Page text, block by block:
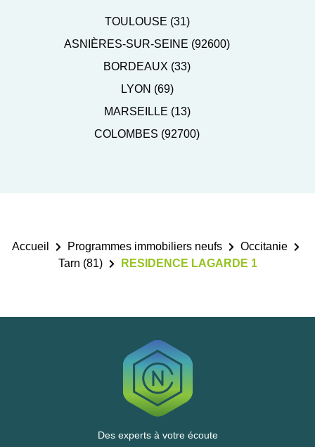
TOULOUSE (31)
ASNIÈRES-SUR-SEINE (92600)
BORDEAUX (33)
LYON (69)
MARSEILLE (13)
COLOMBES (92700)
Accueil Programmes immobiliers neufs
Occitanie
Tarn (81)
RESIDENCE LAGARDE 1
Des experts à votre écoute